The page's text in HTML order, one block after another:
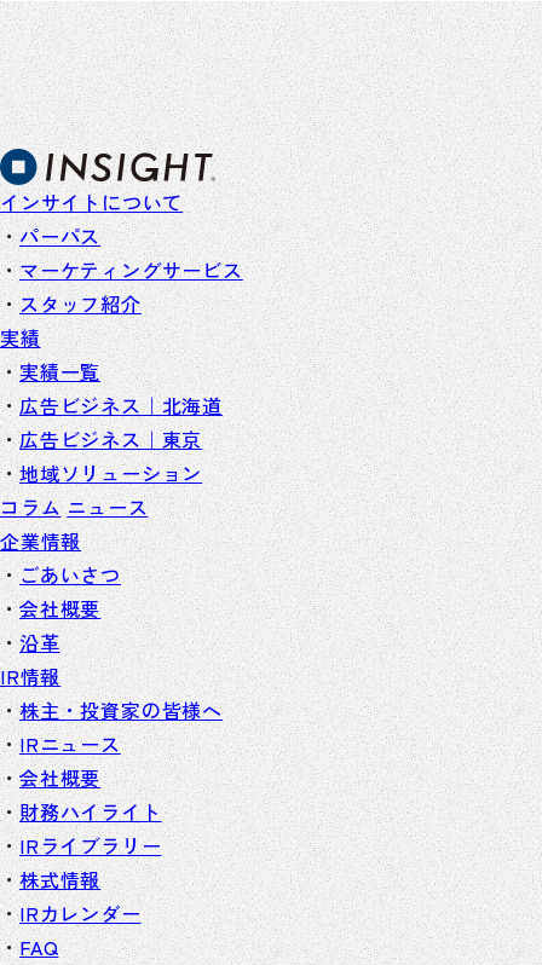
インサイトについて
パーパス
マーケティングサービス
スタッフ紹介
実績
実績一覧
広告ビジネス｜北海道
広告ビジネス｜東京
地域ソリューション
コラム ニュース
企業情報
ごあいさつ
会社概要
沿革
IR情報
株主・投資家の皆様へ
IRニュース
会社概要
財務ハイライト
IRライブラリー
株式情報
IRカレンダー
FAQ